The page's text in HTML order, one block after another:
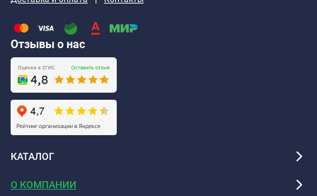
Отзывы о нас
КАТАЛОГ
О КОМПАНИИ